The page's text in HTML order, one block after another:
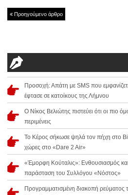
Προηγούμενο άρθρο
Προσοχή: Απάτη με SMS που
έφτασε σε κατοίκους της Λήμνου
Ο Νίκος Βελιώτης πιστεύει ότι οι πιο
περιμένεις
Το Κέρος σήκωσε ψηλά τον πήχη στο
χώρες στο «Dare 2 Air»
«Έμορφη Κούταλις»: Ενθουσιασμός και
παράσταση του Συλλόγου «Νόστος»
Προγραμματισμένη διακοπή ρεύματος